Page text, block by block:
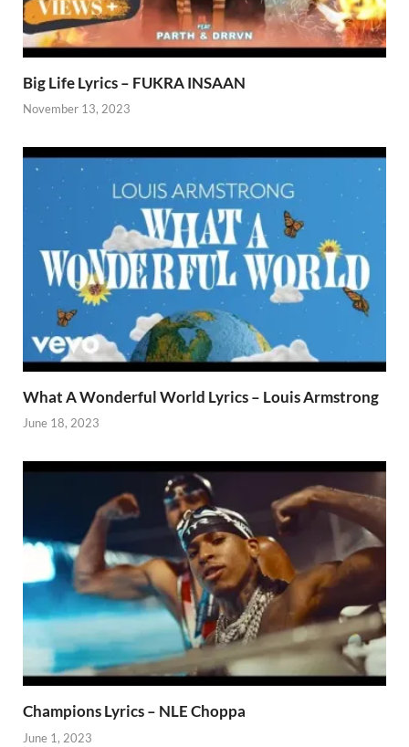
Big Life Lyrics – FUKRA INSAAN
November 13, 2023
What A Wonderful World Lyrics – Louis Armstrong
June 18, 2023
Champions Lyrics – NLE Choppa
June 1, 2023